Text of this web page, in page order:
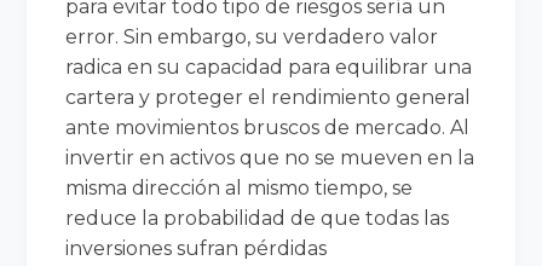
para evitar todo tipo de riesgos sería un
error. Sin embargo, su verdadero valor
radica en su capacidad para equilibrar una
cartera y proteger el rendimiento general
ante movimientos bruscos de mercado. Al
invertir en activos que no se mueven en la
misma dirección al mismo tiempo, se
reduce la probabilidad de que todas las
inversiones sufran pérdidas